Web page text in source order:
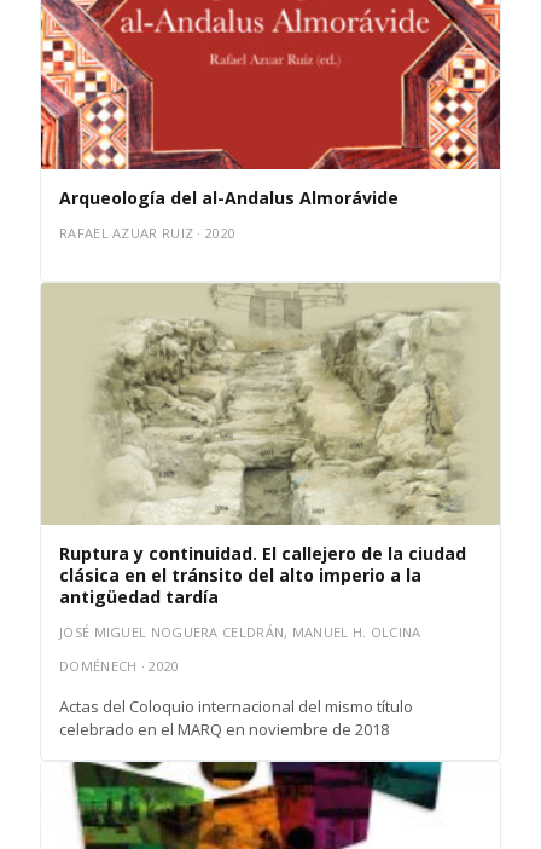
Arqueología del al-Andalus Almorávide
RAFAEL AZUAR RUIZ · 2020
Ruptura y continuidad. El callejero de la ciudad
clásica en el tránsito del alto imperio a la
antigüedad tardía
JOSÉ MIGUEL NOGUERA CELDRÁN, MANUEL H. OLCINA
DOMÉNECH · 2020
Actas del Coloquio internacional del mismo título
celebrado en el MARQ en noviembre de 2018